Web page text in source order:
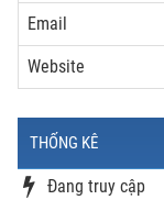
Email
Website
THỐNG KÊ
Đang truy cập